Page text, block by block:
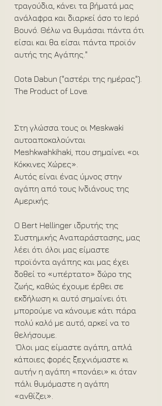
τραγούδια, κάνει τα βήματά μας
ανάλαφρα και διαρκεί όσο το Ιερό
Βουνό. Θέλω να θυμάσαι πάντα ότι
είσαι και θα είσαι πάντα προϊόν
αυτής της Αγάπης."
Oota Dabun ("αστέρι της ημέρας").
The Product of Love.
Στη γλώσσα τους οι Meskwaki
αυτοαποκαλούνται
Meshkwahkihaki, που σημαίνει «οι
Κόκκινες Χώρες».
Αυτός είναι ένας ύμνος στην
αγάπη από τους Ινδιάνους της
Αμερικής.
Ο Bert Hellinger ιδρυτής της
Συστημικής Αναπαράστασης, μας
λέει ότι όλοι μας είμαστε
προϊόντα αγάπης και μας έχει
δοθεί το «υπέρτατο» δώρο της
ζωής, καθώς έχουμε έρθει σε
εκδήλωση κι αυτό σημαίνει ότι
μπορούμε να κάνουμε κάτι πάρα
πολύ καλό με αυτό, αρκεί να το
θελήσουμε.
Όλοι μας είμαστε αγάπη, απλά
κάποιες φορές ξεχνιόμαστε κι
αυτήν η αγάπη «πονάει» κι όταν
πάλι θυμόμαστε η αγάπη
«ανθίζει».